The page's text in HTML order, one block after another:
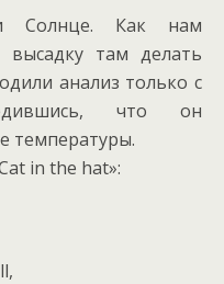
Солнце. Как нам
высадку там делать
анализ только с
что он
температуры.
in the hat»: